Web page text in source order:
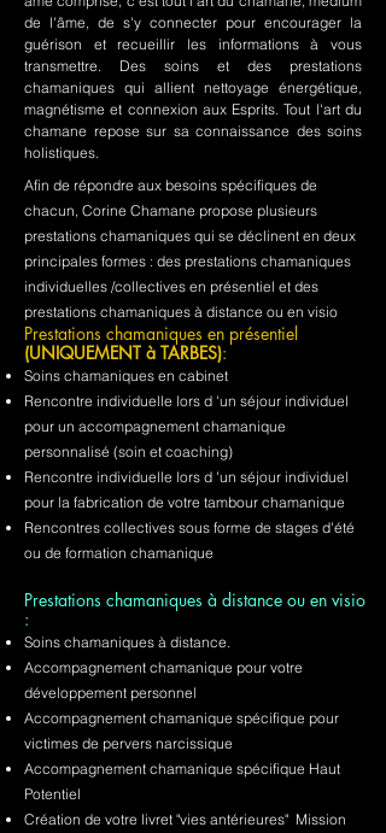
de l'âme, de s'y connecter pour encourager la
guérison et recueillir les informations à vous
transmettre. Des soins et des prestations
chamaniques qui allient nettoyage énergétique,
magnétisme et connexion aux Esprits. Tout l'art du
chamane repose sur sa connaissance des soins
holistiques.
Afin de répondre aux besoins spécifiques de
chacun, Corine Chamane propose plusieurs
prestations chamaniques qui se déclinent en deux
principales formes : des prestations chamaniques
individuelles /collectives en présentiel et des
prestations chamaniques à distance ou en visio
Prestations chamaniques en présentiel
(UNIQUEMENT à TARBES):
Soins chamaniques en cabinet
Rencontre individuelle lors d 'un séjour individuel
pour un accompagnement chamanique
personnalisé (soin et coaching)
Rencontre individuelle lors d 'un séjour individuel
pour la fabrication de votre tambour chamanique
Rencontres collectives sous forme de stages d'été
ou de formation chamanique
Prestations chamaniques à distance ou en visio
:
Soins chamaniques à distance.
Accompagnement chamanique pour votre
développement personnel
Accompagnement chamanique spécifique pour
victimes de pervers narcissique
Accompagnement chamanique spécifique Haut
Potentiel
Création de votre livret "vies antérieures" Mission